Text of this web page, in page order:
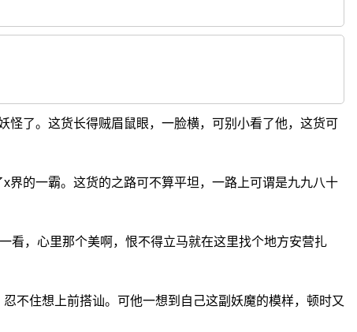
怪了。这货长得贼眉鼠眼，一脸横，可别小看了他，这货可
界的一霸。这货的之路可不算平坦，一路上可谓是九九八十
看，心里那个美啊，恨不得立马就在这里找个地方安营扎
不住想上前搭讪。可他一想到自己这副妖魔的模样，顿时又